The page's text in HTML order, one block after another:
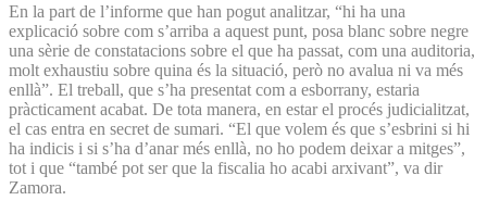
En la part de l’informe que han pogut analitzar, “hi ha una
explicació sobre com s’arriba a aquest punt, posa blanc sobre negre
una sèrie de constatacions sobre el que ha passat, com una auditoria,
molt exhaustiu sobre quina és la situació, però no avalua ni va més
enllà”. El treball, que s’ha presentat com a esborrany, estaria
pràcticament acabat. De tota manera, en estar el procés judicialitzat,
el cas entra en secret de sumari. “El que volem és que s’esbrini si hi
ha indicis i si s’ha d’anar més enllà, no ho podem deixar a mitges”,
tot i que “també pot ser que la fiscalia ho acabi arxivant”, va dir
Zamora.